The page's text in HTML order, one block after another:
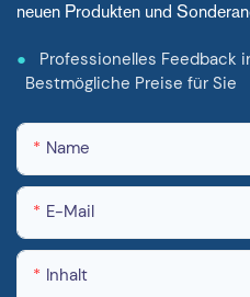
neuen Produkten und
● Professionelles
Bestmögliche Preise für Sie
Name
E-Mail
Inhalt